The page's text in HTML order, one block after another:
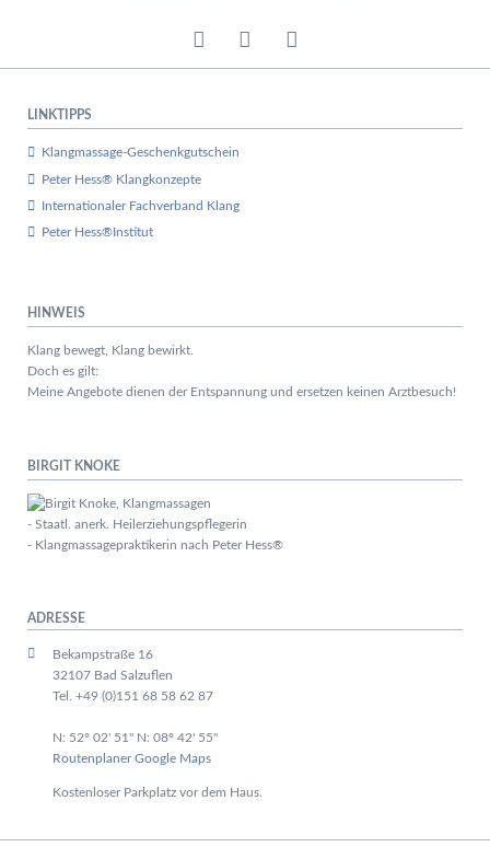
LINKTIPPS
Klangmassage-Geschenkgutschein
Peter Hess® Klangkonzepte
Internationaler Fachverband Klang
Peter Hess®Institut
HINWEIS
Klang bewegt, Klang bewirkt.
Doch es gilt:
Meine Angebote dienen der Entspannung und ersetzen keinen Arztbesuch!
BIRGIT KNOKE
- Staatl. anerk. Heilerziehungspflegerin
- Klangmassagepraktikerin nach Peter Hess®
ADRESSE
Bekampstraße 16
32107 Bad Salzuflen
Tel. +49 (0)151 68 58 62 87
N: 52º 02' 51" N: 08º 42' 55"
Routenplaner Google Maps
Kostenloser Parkplatz vor dem Haus.